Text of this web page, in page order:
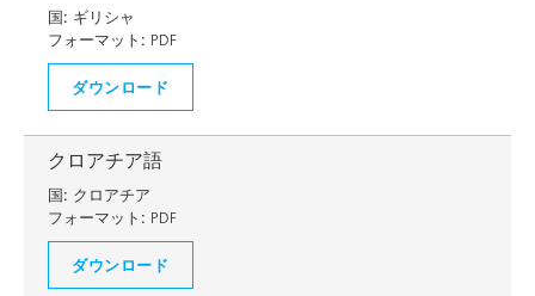
国: ギリシャ
フォーマット: PDF
ダウンロード
クロアチア語
国: クロアチア
フォーマット: PDF
ダウンロード